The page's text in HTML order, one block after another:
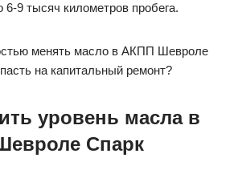
9 тысяч километров пробега.
менять масло в АКПП Шевроле
на капитальный ремонт?
уровень масла в
Спарк